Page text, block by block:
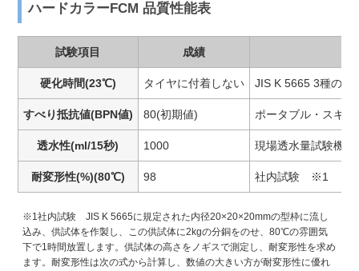
ハードカラーFCM 品質性能表
試験項目 成績
硬化時間(23℃) タイヤに付着しない JIS K 5665 3種のタ
すべり抵抗値(BPN値) 80(初期値) ポータブル・スキ
透水性(ml/15秒) 1000 現場透水量試験機
耐変形性(%)(80℃) 98 社内試験 ※1
※1社内試験 JIS K 5665に規定された内径20×20×20mmの型枠に流し
込み、供試体を作製し、この供試体に2kgの分銅をのせ、80℃の雰囲気
下で1時間放置します。供試体の高さをノギスで測定し、耐変形性を求め
ます。耐変形性は次の式から計算し、数値の大きい方が耐変形性に優れ